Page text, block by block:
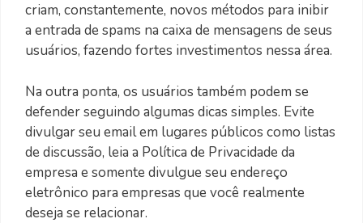
criam, constantemente, novos métodos para inibir
a entrada de spams na caixa de mensagens de seus
usuários, fazendo fortes investimentos nessa área.
Na outra ponta, os usuários também podem se
defender seguindo algumas dicas simples. Evite
divulgar seu email em lugares públicos como listas
de discussão, leia a Política de Privacidade da
empresa e somente divulgue seu endereço
eletrônico para empresas que você realmente
deseja se relacionar.